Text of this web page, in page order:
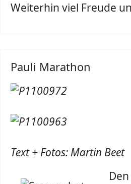
Weiterhin viel Freude
Pauli Marathon
Text + Fotos: Martin Beet